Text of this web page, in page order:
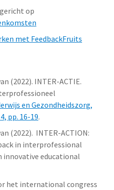
op
met FeedbackFruits
(2022). INTER-ACTIE.
en Gezondheidszorg,
pp. 16-19.
(2022). INTER-ACTION:
in interprofessional
innovative educational
het international congress